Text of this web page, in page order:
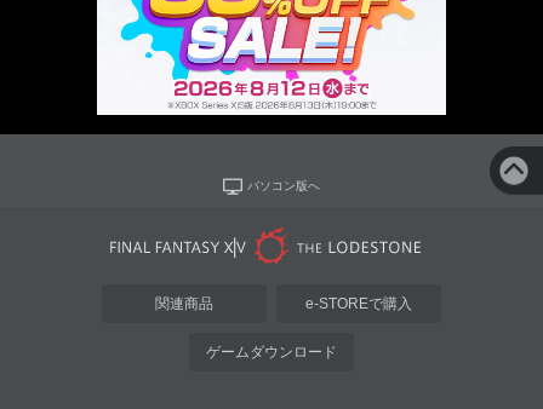
パソコン版へ
関連商品 e-STOREで購入
ゲームダウンロード